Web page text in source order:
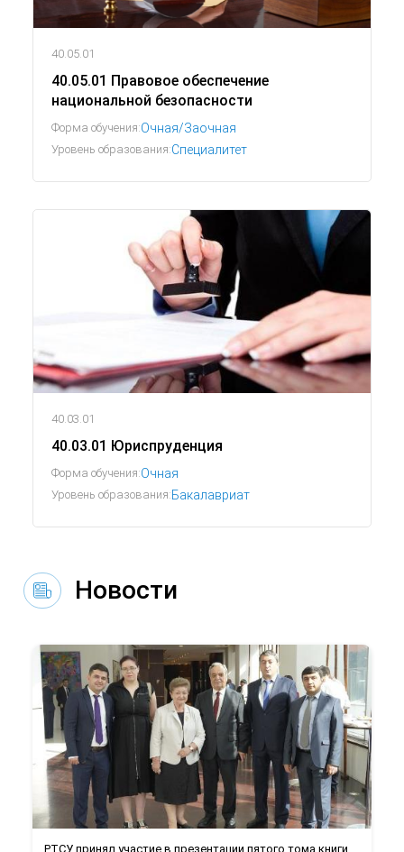
40.05.01
40.05.01 Правовое обеспечение
национальной безопасности
Форма обучения:Очная/Заочная
Уровень образования:Специалитет
40.03.01
40.03.01 Юриспруденция
Форма обучения:Очная
Уровень образования: Бакалавриат
Новости
РТСУ принял участие в презентации пятого тома книги